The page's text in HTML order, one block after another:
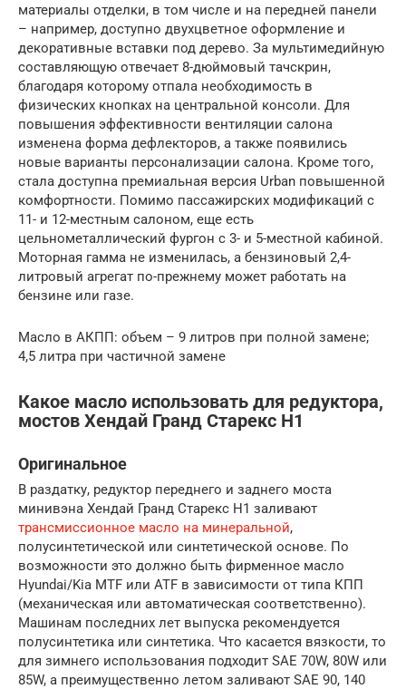
материалы отделки, в том числе и на передней панели
– например, доступно двухцветное оформление и
декоративные вставки под дерево. За мультимедийную
составляющую отвечает 8-дюймовый тачскрин,
благодаря которому отпала необходимость в
физических кнопках на центральной консоли. Для
повышения эффективности вентиляции салона
изменена форма дефлекторов, а также появились
новые варианты персонализации салона. Кроме того,
стала доступна премиальная версия Urban повышенной
комфортности. Помимо пассажирских модификаций с
11- и 12-местным салоном, еще есть
цельнометаллический фургон с 3- и 5-местной кабиной.
Моторная гамма не изменилась, а бензиновый 2,4-
литровый агрегат по-прежнему может работать на
бензине или газе.
Масло в АКПП: объем – 9 литров при полной замене;
4,5 литра при частичной замене
Какое масло использовать для редуктора,
мостов Хендай Гранд Старекс H1
Оригинальное
В раздатку, редуктор переднего и заднего моста
минивэна Хендай Гранд Старекс Н1 заливают
трансмиссионное масло на минеральной,
полусинтетической или синтетической основе. По
возможности это должно быть фирменное масло
Hyundai/Kia MTF или ATF в зависимости от типа КПП
(механическая или автоматическая соответственно).
Машинам последних лет выпуска рекомендуется
полусинтетика или синтетика. Что касается вязкости, то
для зимнего использования подходит SAE 70W, 80W или
85W, а преимущественно летом заливают SAE 90, 140